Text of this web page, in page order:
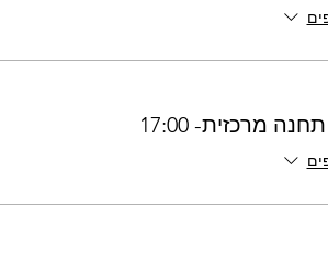
מרכזית- 17:00